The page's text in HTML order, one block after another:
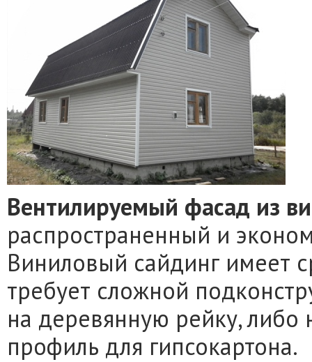
Вентилируемый фасад из
распространенный и
Виниловый сайдинг имеет
требует сложной
на деревянную рейку,
профиль для гипсокартона.